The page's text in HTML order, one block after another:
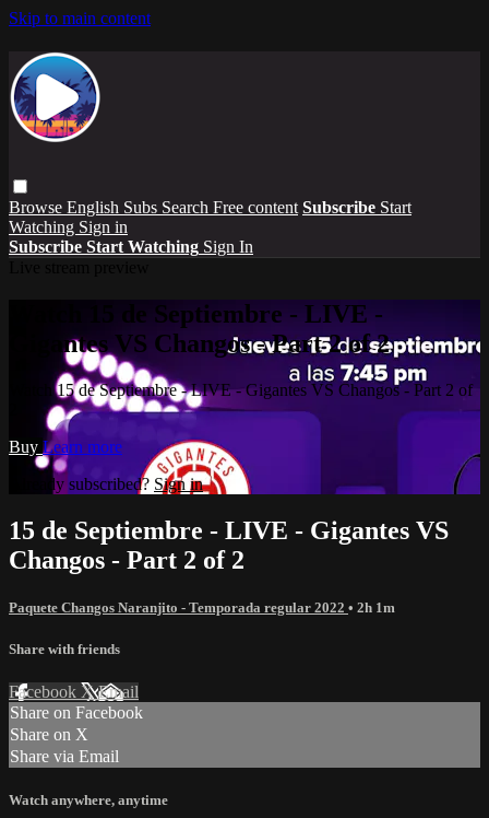
Skip to main content
Browse English Subs Search Free content Subscribe Start
Watching Sign in
Subscribe Start Watching Sign In
Watch 15 de Septiembre - LIVE -
Gigantes VS Changos - Part 2 of 2
Watch 15 de Septiembre - LIVE - Gigantes VS Changos - Part 2 of
Buy Learn more
Already subscribed? Sign in
15 de Septiembre - LIVE - Gigantes VS
Changos - Part 2 of 2
Paquete Changos Naranjito - Temporada regular 2022 • 2h 1m
Share with friends
Facebook XEmail
Share on Facebook
Share on X
Share via Email
Watch anywhere, anytime